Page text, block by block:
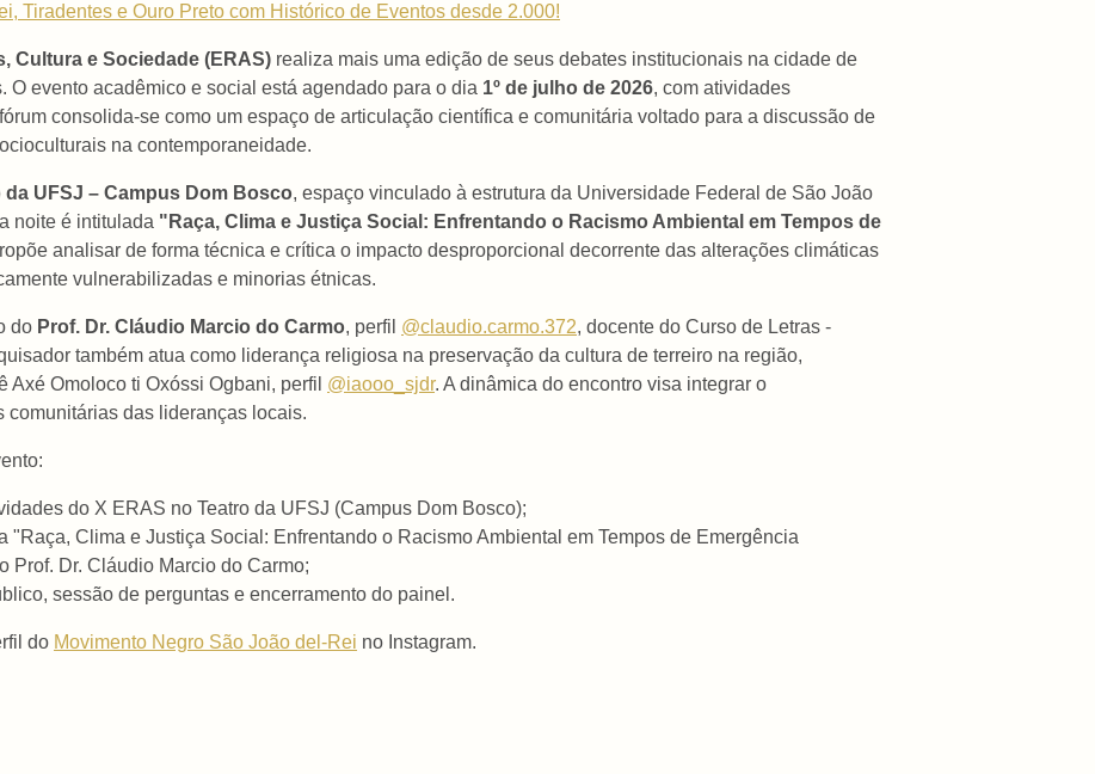
Tiradentes e Ouro Preto com Histórico de Eventos desde 2.000!
Cultura e Sociedade (ERAS) realiza mais uma edição de seus debates institucionais na cidade de
O evento acadêmico e social está agendado para o dia 1º de julho de 2026, com atividades
consolida-se como um espaço de articulação científica e comunitária voltado para a discussão de
na contemporaneidade.
da UFSJ – Campus Dom Bosco, espaço vinculado à estrutura da Universidade Federal de São João
noite é intitulada "Raça, Clima e Justiça Social: Enfrentando o Racismo Ambiental em Tempos de
analisar de forma técnica e crítica o impacto desproporcional decorrente das alterações climáticas
vulnerabilizadas e minorias étnicas.
do Prof. Dr. Cláudio Marcio do Carmo, perfil @claudio.carmo.372, docente do Curso de Letras -
também atua como liderança religiosa na preservação da cultura de terreiro na região,
Omoloco ti Oxóssi Ogbani, perfil @iaooo_sjdr. A dinâmica do encontro visa integrar o
das lideranças locais.
do X ERAS no Teatro da UFSJ (Campus Dom Bosco);
"Raça, Clima e Justiça Social: Enfrentando o Racismo Ambiental em Tempos de Emergência
Prof. Dr. Cláudio Marcio do Carmo;
sessão de perguntas e encerramento do painel.
do Movimento Negro São João del-Rei no Instagram.